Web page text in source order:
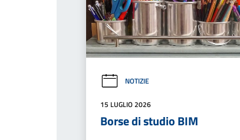
NOTIZIE
15 LUGLIO 2026
Borse di studio BIM